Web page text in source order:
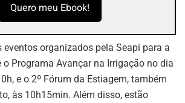
Quero meu Ebook!
eventos organizados pela Seapi para a
o Programa Avançar na Irrigação no dia
e o 2º Fórum da Estiagem, também
às 10h15min. Além disso, estão